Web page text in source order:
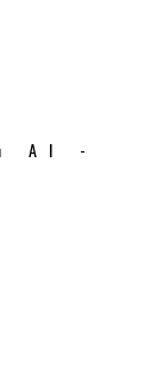
AI -